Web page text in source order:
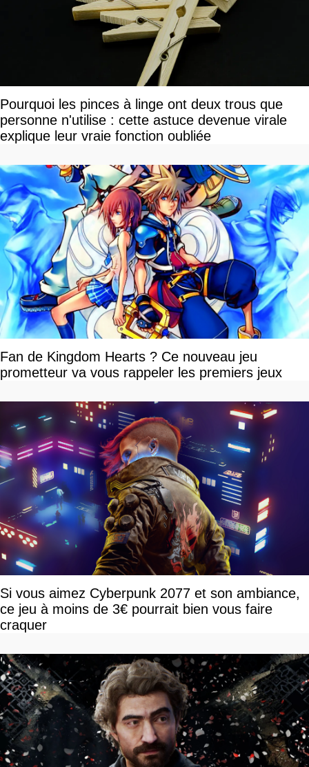
Pourquoi les pinces à linge ont deux trous que
personne n'utilise : cette astuce devenue virale
explique leur vraie fonction oubliée
Fan de Kingdom Hearts ? Ce nouveau jeu
prometteur va vous rappeler les premiers jeux
Si vous aimez Cyberpunk 2077 et son ambiance,
ce jeu à moins de 3€ pourrait bien vous faire
craquer